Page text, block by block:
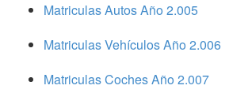
Matriculas Autos Año 2.005
Matriculas Vehículos Año 2.006
Matriculas Coches Año 2.007